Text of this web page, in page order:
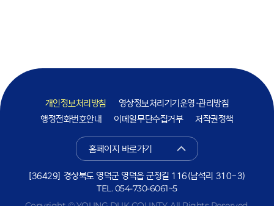
개인정보처리방침
영상정보처리기기운영·관리방침
행정전화번호안내
이메일무단수집거부 저작권정책
홈페이지 바로가기
[36429] 경상북도 영덕군 영덕읍 군청길 116(남석리 310-3)
TEL.054-730-6061~5